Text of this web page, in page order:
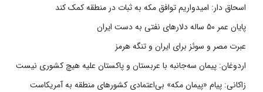
اسحاق دار: امیدواریم توافق مکه به ثبات در منطقه کمک کند
پایان عمر ۵۰ ساله دلارهای نفتی به دست ایران
عبرت مصر و سوئز برای ایران و تنگه هرمز
اردوغان: پیمان سه‌جانبه با عربستان و پاکستان علیه هیچ کشوری نیست
زاکانی: پیام «پیمان مکه» بی‌اعتمادی کشورهای منطقه به آمریکاست